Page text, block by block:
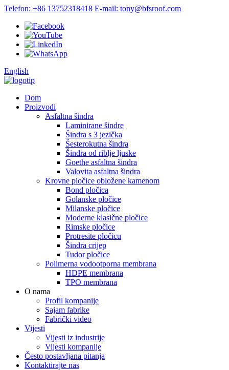
Telefon: +86 13752318418 E-mail: tony@bfsroof.com
English
Dom
Proizvodi
Asfaltna šindra
Laminirane šindre
Šindra s 3 jezička
Šesterokutna šindra
Šindra od riblje ljuske
Goethe asfaltna šindra
Valovita asfaltna šindra
Krovne pločice obložene kamenom
Bond pločica
Golanske pločice
Milanske pločice
Moderne klasične pločice
Rimske pločice
Protresite pločicu
Šindra crijep
Tudor pločice
Polimerna vodootporna membrana
HDPE membrana
TPO membrana
O nama
Profil kompanije
Sajam fabrike
Fabrički video
Vijesti
Vijesti iz industrije
Vijesti kompanije
Često postavljana pitanja
Kontaktirajte nas